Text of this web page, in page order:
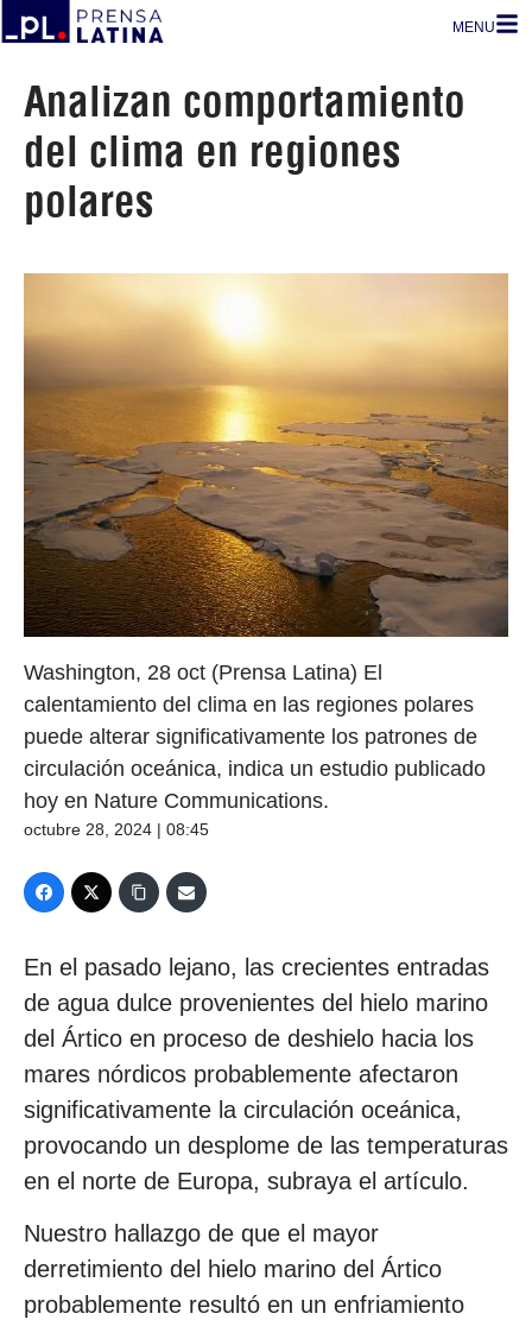
MENU
Analizan comportamiento
del clima en regiones
polares
Washington, 28 oct (Prensa Latina) El
calentamiento del clima en las regiones polares
puede alterar significativamente los patrones de
circulación oceánica, indica un estudio publicado
hoy en Nature Communications.
octubre 28, 2024 | 08:45
En el pasado lejano, las crecientes entradas
de agua dulce provenientes del hielo marino
del Ártico en proceso de deshielo hacia los
mares nórdicos probablemente afectaron
significativamente la circulación oceánica,
provocando un desplome de las temperaturas
en el norte de Europa, subraya el artículo.
Nuestro hallazgo de que el mayor
derretimiento del hielo marino del Ártico
probablemente resultó en un enfriamiento